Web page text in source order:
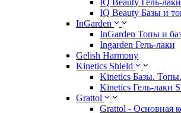
IQ Beauty Гель-лаки
IQ Beauty Базы и
InGarden
InGarden Топы и
Ingarden Гель-лаки
Gelish Harmony
Kinetics Shield
Kinetics Базы.
Kinetics Гель-лаки
Grattol
Grattol - Oснoвнaя